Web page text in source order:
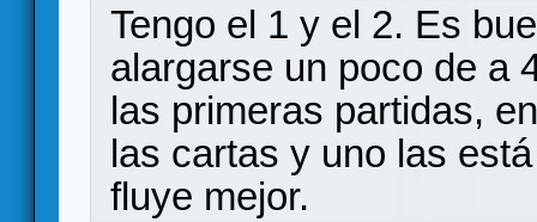
Tengo el 1 y el 2. Es
alargarse un poco de a
las primeras partidas,
las cartas y uno las
fluye mejor.